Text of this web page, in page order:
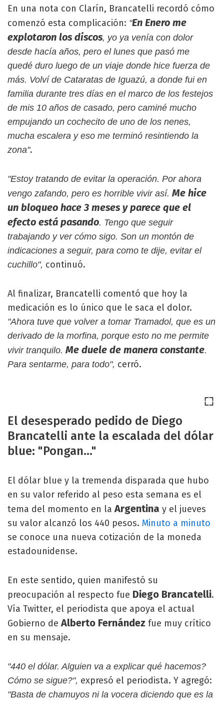
En una nota con Clarín, Brancatelli recordó cómo
comenzó esta complicación: "En Enero me
explotaron los discos, yo ya venía con dolor
desde hacía años, pero el lunes que pasó me
quedé duro luego de un viaje donde hice fuerza de
más. Volví de Cataratas de Iguazú, a donde fui en
familia durante tres días en el marco de los festejos
de mis 10 años de casado, pero caminé mucho
empujando un cochecito de uno de los nenes,
mucha escalera y eso me terminó resintiendo la
zona".
"Estoy tratando de evitar la operación. Por ahora
vengo zafando, pero es horrible vivir así. Me hice
un bloqueo hace 3 meses y parece que el
efecto está pasando. Tengo que seguir
trabajando y ver cómo sigo. Son un montón de
indicaciones a seguir, para como te dije, evitar el
cuchillo", continuó.
Al finalizar, Brancatelli comentó que hoy la
medicación es lo único que le saca el dolor.
"Ahora tuve que volver a tomar Tramadol, que es un
derivado de la morfina, porque esto no me permite
vivir tranquilo. Me duele de manera constante.
Para sentarme, para todo", cerró.
El desesperado pedido de Diego
Brancatelli ante la escalada del dólar
blue: "Pongan..."
El dólar blue y la tremenda disparada que hubo
en su valor referido al peso esta semana es el
tema del momento en la Argentina y el jueves
su valor alcanzó los 440 pesos. Minuto a minuto
se conoce una nueva cotización de la moneda
estadounidense.
En este sentido, quien manifestó su
preocupación al respecto fue Diego Brancatelli.
Vía Twitter, el periodista que apoya el actual
Gobierno de Alberto Fernández fue muy crítico
en su mensaje.
"440 el dólar. Alguien va a explicar qué hacemos?
Cómo se sigue?", expresó el periodista. Y agregó:
"Basta de chamuyos ni la vocera diciendo que es la